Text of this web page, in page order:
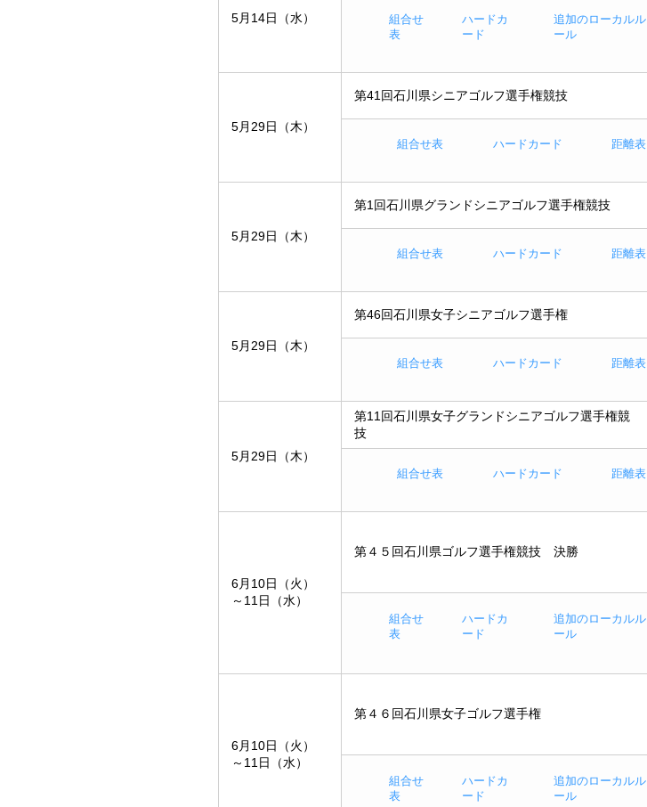
5月14日（水）
組合せ
表
ハードカ
ード
追加のローカルル
ール
5月29日（木）
第41回石川県シニアゴルフ選手権競技
組合せ表 ハードカード 距離表
5月29日（木）
第1回石川県グランドシニアゴルフ選手権競技
組合せ表 ハードカード 距離表
5月29日（木）
第46回石川県女子シニアゴルフ選手権
組合せ表 ハードカード 距離表
5月29日（木）
第11回石川県女子グランドシニアゴルフ選手権競
技
組合せ表 ハードカード 距離表
6月10日（火）
～11日（水）
第４５回石川県ゴルフ選手権競技 決勝
組合せ
表
ハードカ
ード
追加のローカルル
ール
6月10日（火）
～11日（水）
第４６回石川県女子ゴルフ選手権
組合せ
表
ハードカ
ード
追加のローカルル
ール